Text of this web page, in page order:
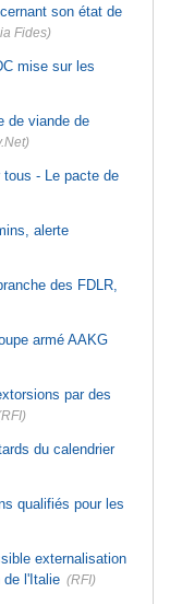
son état de
Fides)
mise sur les
de viande de
tous - Le pacte de
alerte
des FDLR,
armé AAKG
par des
du calendrier
qualifiés pour les
externalisation
de l'Italie (RFI)